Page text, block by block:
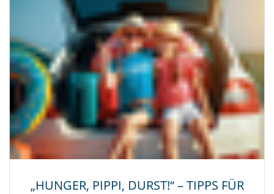
„HUNGER, PIPPI, DURST!“ – TIPPS FÜR